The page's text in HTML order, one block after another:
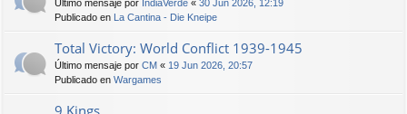
Último mensaje por IndiaVerde « 30 Jun 2026, 12:19
Publicado en La Cantina - Die Kneipe
Total Victory: World Conflict 1939-1945
Último mensaje por CM « 19 Jun 2026, 20:57
Publicado en Wargames
9 Kings